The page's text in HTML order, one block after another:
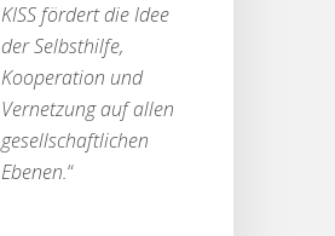
KISS fördert die Idee
der Selbsthilfe,
Kooperation und
Vernetzung auf allen
gesellschaftlichen
Ebenen.“